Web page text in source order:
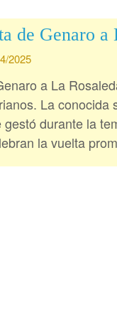
de Genaro a
2025
a La
La conocida
durante la
la vuelta